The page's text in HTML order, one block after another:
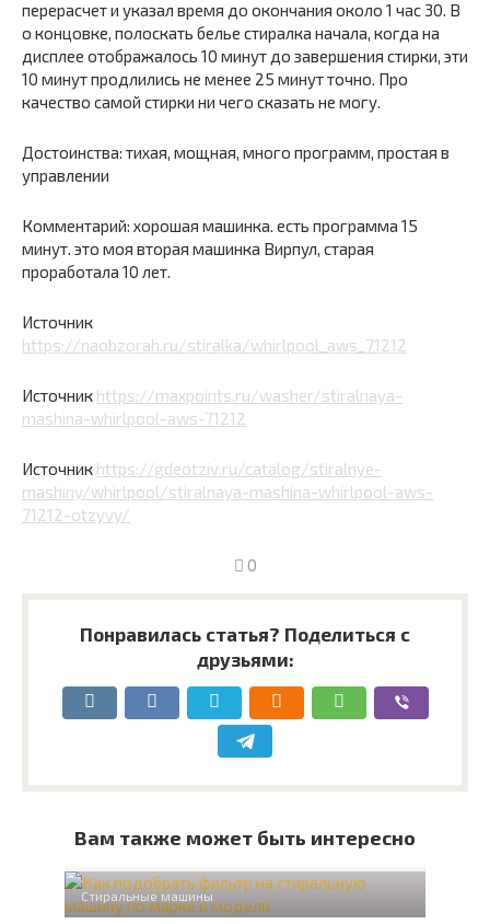
перерасчет и указал время до окончания около 1 час 30. В
о концовке, полоскать белье стиралка начала, когда на
дисплее отображалось 10 минут до завершения стирки, эти
10 минут продлились не менее 25 минут точно. Про
качество самой стирки ни чего сказать не могу.
Достоинства: тихая, мощная, много программ, простая в
управлении
Комментарий: хорошая машинка. есть программа 15
минут. это моя вторая машинка Вирпул, старая
проработала 10 лет.
Источник
https://naobzorah.ru/stiralka/whirlpool_aws_71212
Источник https://maxpoints.ru/washer/stiralnaya-
mashina-whirlpool-aws-71212
Источник https://gdeotziv.ru/catalog/stiralnye-
mashiny/whirlpool/stiralnaya-mashina-whirlpool-aws-
71212-otzyvy/
0
Понравилась статья? Поделиться с
друзьями:
Вам также может быть интересно
Стиральные машины